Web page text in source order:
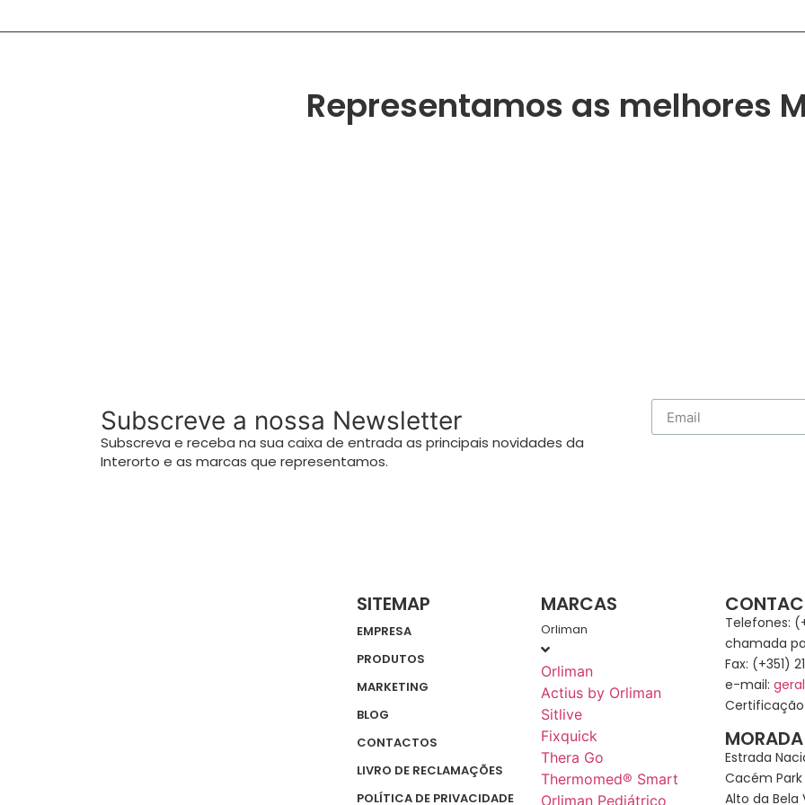
Representamos as melhores
Subscreve a nossa Newsletter
Subscreva e receba na sua caixa de entrada as principais novidades da
Interorto e as marcas que representamos.
SITEMAP
EMPRESA
PRODUTOS
MARKETING
BLOG
CONTACTOS
LIVRO DE RECLAMAÇÕES
POLÍTICA DE PRIVACIDADE
MARCAS
Orliman
Orliman
Actius by Orliman
Sitlive
Fixquick
Thera Go
Thermomed® Smart
Orliman Pediátrico
Telefones:
chamada
Fax: (+351)
e-mail:
Certificação
MORADA
Estrada
Cacém
Alto da Bela